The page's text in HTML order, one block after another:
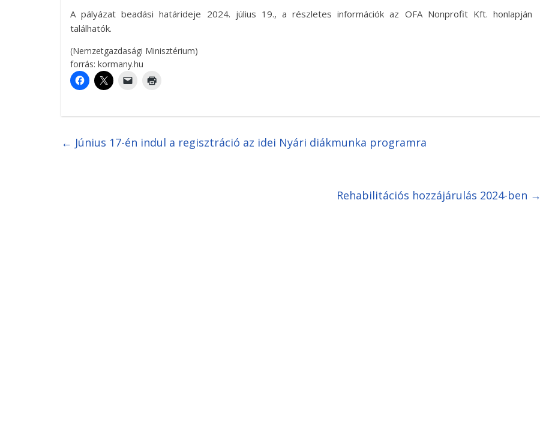
A pályázat beadási határideje 2024. július 19., a részletes információk az OFA Nonprofit Kft. honlapján
találhatók.
(Nemzetgazdasági Minisztérium)
forrás: kormany.hu
← Június 17-én indul a regisztráció az idei Nyári diákmunka programra
Rehabilitációs hozzájárulás 2024-ben →